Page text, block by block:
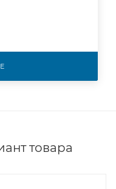
товара